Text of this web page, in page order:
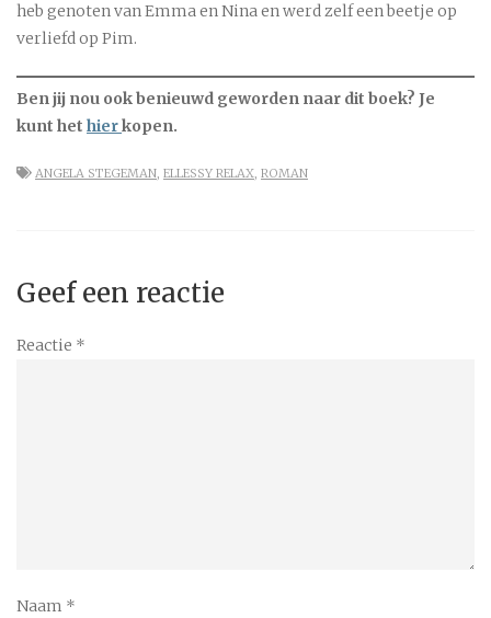
heb genoten van Emma en Nina en werd zelf een beetje op
verliefd op Pim.
Ben jij nou ook benieuwd geworden naar dit boek? Je
kunt het hierkopen.
ANGELA STEGEMAN, ELLESSY RELAX, ROMAN
Geef een reactie
Reactie *
Naam *